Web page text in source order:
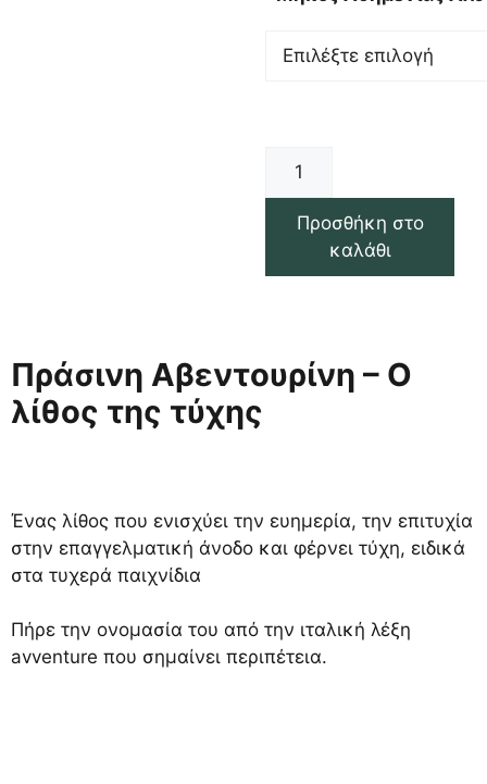
Προσθήκη στο
καλάθι
Πράσινη Αβεντουρίνη – Ο
λίθος της τύχης
Ένας λίθος που ενισχύει την ευημερία, την επιτυχία
στην επαγγελματική άνοδο και φέρνει τύχη, ειδικά
στα τυχερά παιχνίδια
Πήρε την ονομασία του από την ιταλική λέξη
avventure που σημαίνει περιπέτεια.